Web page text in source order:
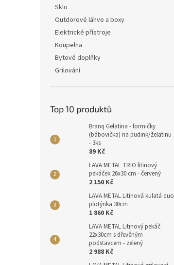
Sklo
Outdorové láhve a boxy
Elektrické přístroje
Koupelna
Bytové doplňky
Grilování
Top 10 produktů
Branq Gelatina - formičky
(bábovička) na pudink/želatinu
- 3ks
89 Kč
LAVA METAL TRIO litinový
pekáček 26x30 cm - červený
2 150 Kč
LAVA METAL Litinová kulatá duo
plotýnka 30cm
1 860 Kč
LAVA METAL Litinový pekáč
22x30cm s dřevěným
podstavcem - zelený
2 988 Kč